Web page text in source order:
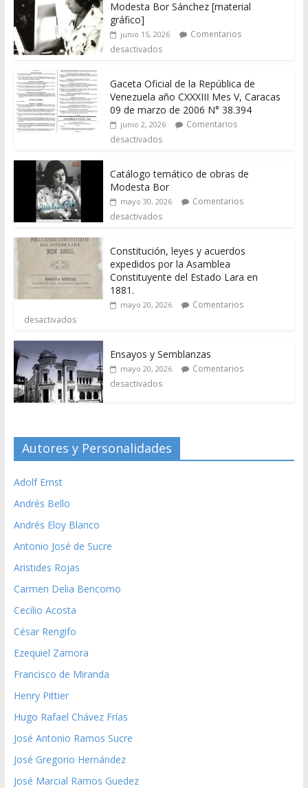
Modesta Bor Sánchez [material
gráfico]
junio 15, 2026
Comentarios
desactivados
Gaceta Oficial de la República de
Venezuela año CXXXIII Mes V, Caracas
09 de marzo de 2006 N° 38.394
junio 2, 2026
Comentarios
desactivados
Catálogo temático de obras de
Modesta Bor
mayo 30, 2026
Comentarios
desactivados
Constitución, leyes y acuerdos
expedidos por la Asamblea
Constituyente del Estado Lara en
1881.
mayo 20, 2026
Comentarios
desactivados
Ensayos y Semblanzas
mayo 20, 2026
Comentarios
desactivados
Autores y Personalidades
Adolf Ernst
Andrés Bello
Andrés Eloy Blanco
Antonio José de Sucre
Aristides Rojas
Carmen Delia Bencomo
Cecilio Acosta
César Rengifo
Ezequiel Zamora
Francisco de Miranda
Henry Pittier
Hugo Rafael Chávez Frías
José Antonio Ramos Sucre
José Gregorio Hernández
José Marcial Ramos Guedez